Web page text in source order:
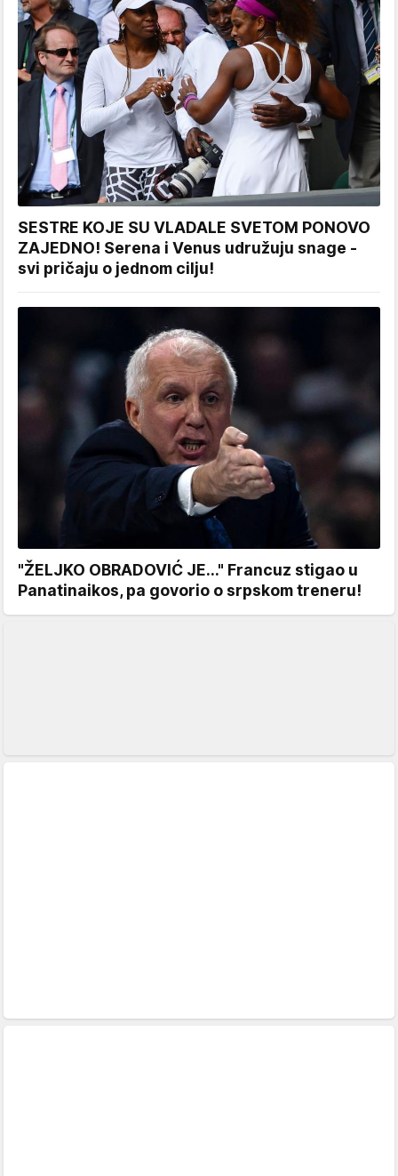
SESTRE KOJE SU VLADALE SVETOM PONOVO
ZAJEDNO! Serena i Venus udružuju snage -
svi pričaju o jednom cilju!
"ŽELJKO OBRADOVIĆ JE..." Francuz stigao u
Panatinaikos, pa govorio o srpskom treneru!